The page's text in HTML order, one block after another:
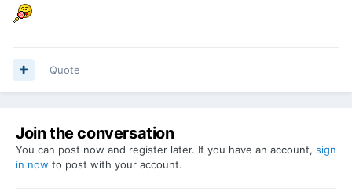
Quote
Join the conversation
You can post now and register later. If you have an account, sign
in now to post with your account.